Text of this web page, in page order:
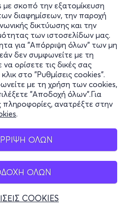
σκοπό την εξατομίκευση
διαφημίσεων, την παροχή
δικτύωσης και την
των ιστοσελίδων μας.
για "Απόρριψη όλων" των μη
δεν συμφωνείτε με τη
ορίσετε τις δικές σας
στο "Ρυθμίσεις cookies".
με τη χρήση των cookies,
"Αποδοχή όλων".Για
πληροφορίες, ανατρέξτε στην
.
ΟΛΩΝ
ΟΛΩΝ
COOKIES